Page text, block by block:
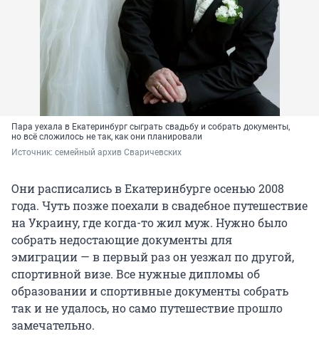
Пара уехала в Екатеринбург сыграть свадьбу и собрать документы,
но всё сложилось не так, как они планировали
Источник: семейный архив Сваричевских
Они расписались в Екатеринбурге осенью 2008
года. Чуть позже поехали в свадебное путешествие
на Украину, где когда-то жил муж. Нужно было
собрать недостающие документы для
эмиграции — в первый раз он уезжал по другой,
спортивной визе. Все нужные дипломы об
образовании и спортивные документы собрать
так и не удалось, но само путешествие прошло
замечательно.